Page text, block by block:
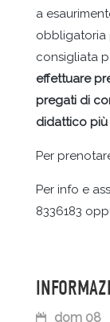
a
obbligatoria
consigliata
effettuare
pregati di
didattico
Per
Per info e
8336183
dom 08